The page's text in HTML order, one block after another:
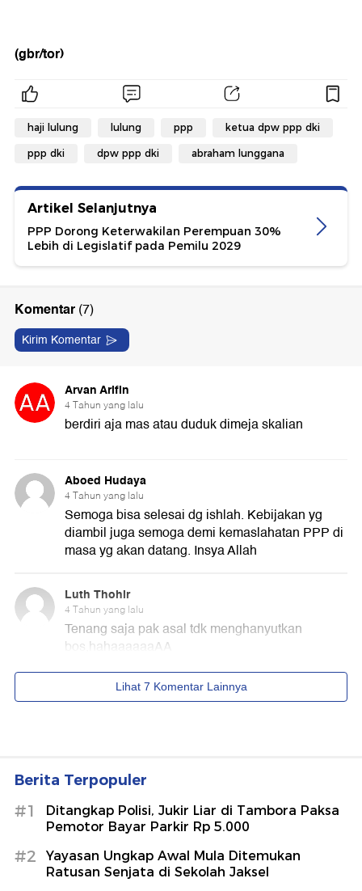
(gbr/tor)
haji lulung lulung ppp ketua dpw ppp dki
ppp dki dpw ppp dki abraham lunggana
Artikel Selanjutnya
PPP Dorong Keterwakilan Perempuan 30%
Lebih di Legislatif pada Pemilu 2029
Berita Terpopuler
#1
Ditangkap Polisi, Jukir Liar di Tambora Paksa
Pemotor Bayar Parkir Rp 5.000
#2
Yayasan Ungkap Awal Mula Ditemukan
Ratusan Senjata di Sekolah Jaksel